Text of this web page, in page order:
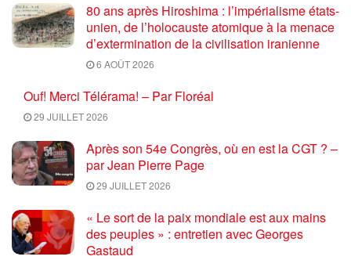
80 ans après Hiroshima : l’impérialisme états-
unien, de l’holocauste atomique à la menace
d’extermination de la civilisation iranienne
6 AOÛT 2026
Ouf! Merci Télérama! – Par Floréal
29 JUILLET 2026
Après son 54e Congrès, où en est la CGT ? –
par Jean Pierre Page
29 JUILLET 2026
« Le sort de la paix mondiale est aux mains
des peuples » : entretien avec Georges
Gastaud